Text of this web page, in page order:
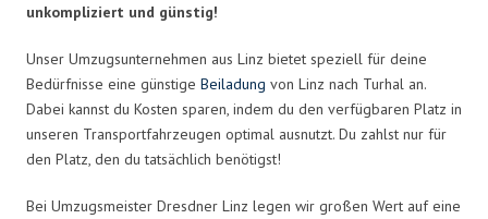
unkompliziert und günstig!
Unser Umzugsunternehmen aus Linz bietet speziell für deine
Bedürfnisse eine günstige Beiladung von Linz nach Turhal an.
Dabei kannst du Kosten sparen, indem du den verfügbaren Platz in
unseren Transportfahrzeugen optimal ausnutzt. Du zahlst nur für
den Platz, den du tatsächlich benötigst!
Bei Umzugsmeister Dresdner Linz legen wir großen Wert auf eine